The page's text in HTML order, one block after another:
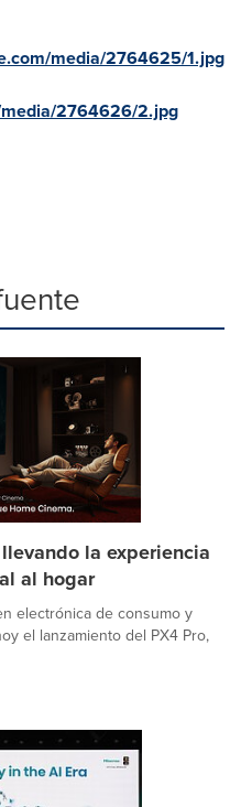
media/2764625/1.jpg
2764626/2.jpg
la experiencia
al hogar
electrónica de consumo y
el lanzamiento del PX4 Pro,